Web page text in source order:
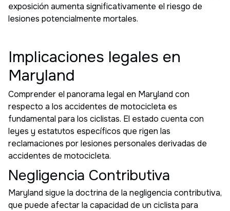
exposición aumenta significativamente el riesgo de
lesiones potencialmente mortales.
Implicaciones legales en
Maryland
Comprender el panorama legal en Maryland con
respecto a los accidentes de motocicleta es
fundamental para los ciclistas. El estado cuenta con
leyes y estatutos específicos que rigen las
reclamaciones por lesiones personales derivadas de
accidentes de motocicleta.
Negligencia Contributiva
Maryland sigue la doctrina de la negligencia contributiva,
que puede afectar la capacidad de un ciclista para